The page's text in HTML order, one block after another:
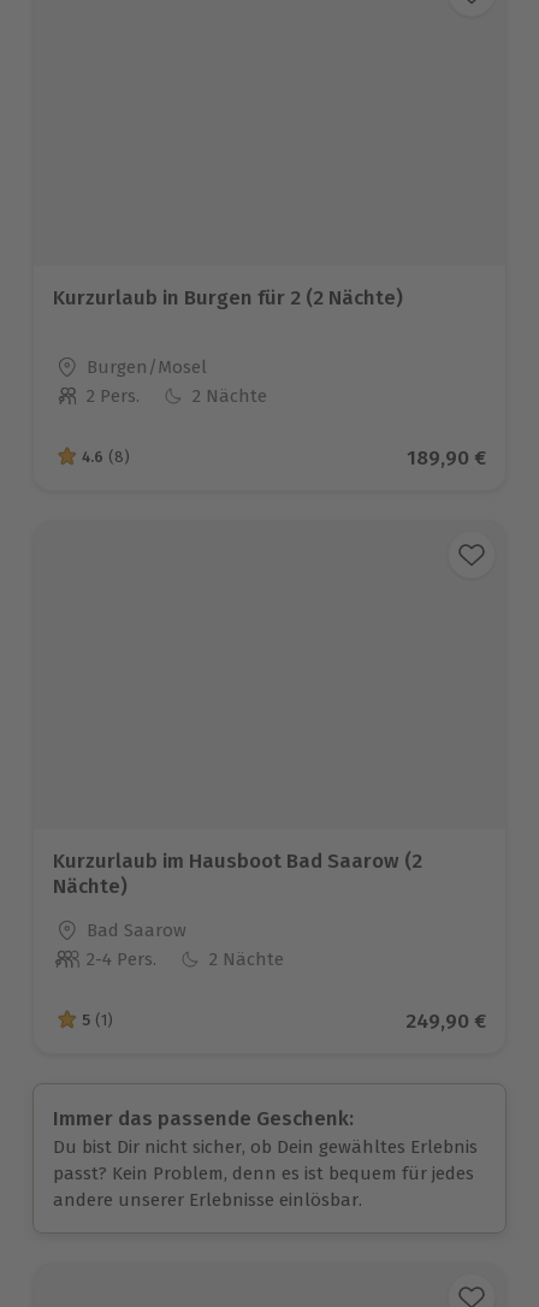
Kurzurlaub in Burgen für 2 (2 Nächte)
Standort
Burgen/Mosel
Anzahl der Teilnehmer
2 Pers. 2 Nächte
4.6 von 5 Sternen basierend auf 8 Bewertungen
4.6 (8) Aktueller
189,90 €
Kurzurlaub im Hausboot Bad Saarow (2
Nächte)
Standort
Bad Saarow
Anzahl der Teilnehmer
2-4 Pers. 2 Nächte
5 von 5 Sternen basierend auf 1 Bewertungen
5 (1) Aktueller
249,90 €
Immer das passende Geschenk:
Du bist Dir nicht sicher, ob Dein gewähltes Erlebnis
passt? Kein Problem, denn es ist bequem für jedes
andere unserer Erlebnisse einlösbar.